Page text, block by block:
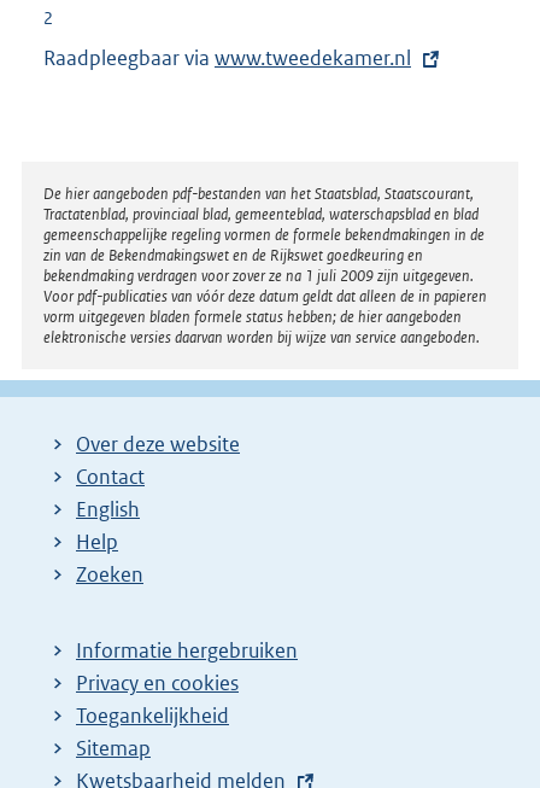
2
Raadpleegbaar via E
r
n
e
l
i
n
k
www.tweedekamer.nl
Disclaimer
De hier aangeboden pdf-bestanden van het Staatsblad, Staatscourant,
Tractatenblad, provinciaal blad, gemeenteblad, waterschapsblad en blad
gemeenschappelijke regeling vormen de formele bekendmakingen in de
zin van de Bekendmakingswet en de Rijkswet goedkeuring en
bekendmaking verdragen voor zover ze na 1 juli 2009 zijn uitgegeven.
Voor pdf-publicaties van vóór deze datum geldt dat alleen de in papieren
vorm uitgegeven bladen formele status hebben; de hier aangeboden
elektronische versies daarvan worden bij wijze van service aangeboden.
Over deze website
Contact
English
Help
Zoeken
Informatie hergebruiken
Privacy en cookies
Toegankelijkheid
Sitemap
E
Kwetsbaarheid melden